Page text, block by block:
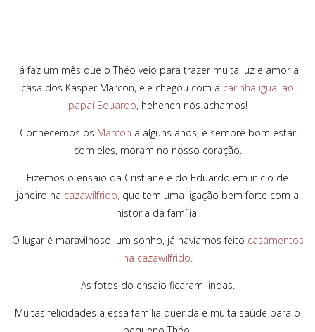
Já faz um mês que o Théo veio para trazer muita luz e amor a
casa dos Kasper Marcon, ele chegou com a carinha igual ao
papai Eduardo, heheheh nós achamos!
Conhecemos os Marcon a alguns anos, é sempre bom estar
com eles, moram no nosso coração.
Fizemos o ensaio da Cristiane e do Eduardo em inicio de
janeiro na cazawilfrido, que tem uma ligação bem forte com a
história da família.
O lugar é maravilhoso, um sonho, já havíamos feito casamentos
na cazawilfrido.
As fotos do ensaio ficaram lindas.
Muitas felicidades a essa família querida e muita saúde para o